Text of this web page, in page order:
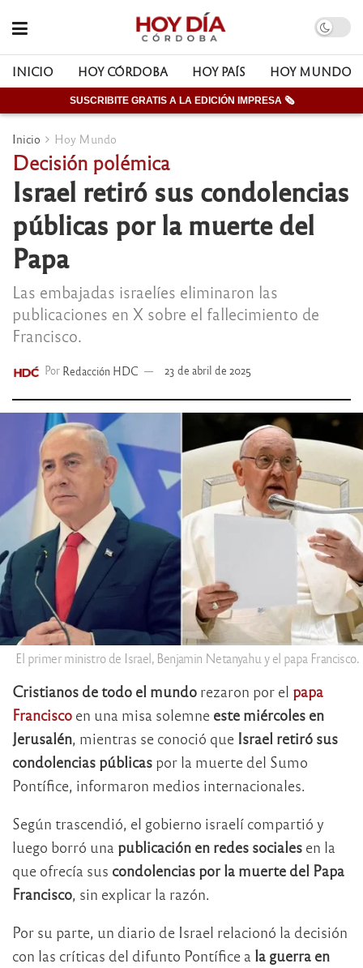
INICIO HOY CÓRDOBA HOY PAÍS HOY MUNDO
SUSCRIBITE GRATIS A LA EDICIÓN IMPRESA 🗞
Inicio Hoy Mundo
Decisión polémica
Israel retiró sus condolencias
públicas por la muerte del
Papa
Las embajadas israelíes eliminaron las
publicaciones en X sobre el fallecimiento de
Francisco.
Por Redacción HDC 23 de abril de 2025
El primer ministro de Israel, Benjamin Netanyahu y el papa Francisco.
Cristianos de todo el mundo rezaron por el papa
Francisco en una misa solemne este miércoles en
Jerusalén, mientras se conoció que Israel retiró sus
condolencias públicas por la muerte del Sumo
Pontífice, informaron medios internacionales.
Según trascendió, el gobierno israelí compartió y
luego borró una publicación en redes sociales en la
que ofrecía sus condolencias por la muerte del Papa
Francisco, sin explicar la razón.
Por su parte, un diario de Israel relacionó la decisión
con las críticas del difunto Pontífice a la guerra en